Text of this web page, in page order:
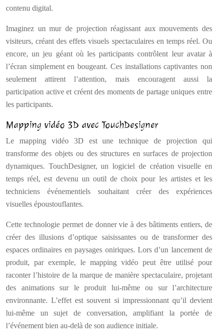
contenu digital.
Imaginez un mur de projection réagissant aux mouvements des
visiteurs, créant des effets visuels spectaculaires en temps réel. Ou
encore, un jeu géant où les participants contrôlent leur avatar à
l’écran simplement en bougeant. Ces installations captivantes non
seulement attirent l’attention, mais encouragent aussi la
participation active et créent des moments de partage uniques entre
les participants.
Mapping vidéo 3D avec TouchDesigner
Le mapping vidéo 3D est une technique de projection qui
transforme des objets ou des structures en surfaces de projection
dynamiques. TouchDesigner, un logiciel de création visuelle en
temps réel, est devenu un outil de choix pour les artistes et les
techniciens événementiels souhaitant créer des expériences
visuelles époustouflantes.
Cette technologie permet de donner vie à des bâtiments entiers, de
créer des illusions d’optique saisissantes ou de transformer des
espaces ordinaires en paysages oniriques. Lors d’un lancement de
produit, par exemple, le mapping vidéo peut être utilisé pour
raconter l’histoire de la marque de manière spectaculaire, projetant
des animations sur le produit lui-même ou sur l’architecture
environnante. L’effet est souvent si impressionnant qu’il devient
lui-même un sujet de conversation, amplifiant la portée de
l’événement bien au-delà de son audience initiale.